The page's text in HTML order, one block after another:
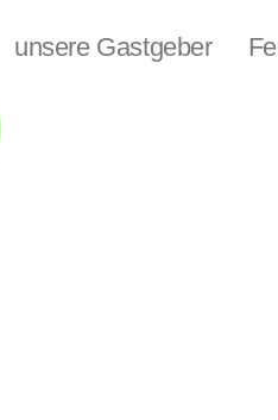
unsere Gastgeber